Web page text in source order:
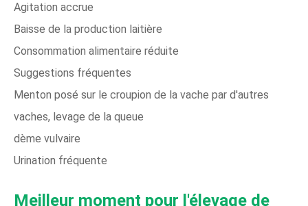
Agitation accrue
Baisse de la production laitière
Consommation alimentaire réduite
Suggestions fréquentes
Menton posé sur le croupion de la vache par d'autres
vaches, levage de la queue
dème vulvaire
Urination fréquente
Meilleur moment pour l'élevage de